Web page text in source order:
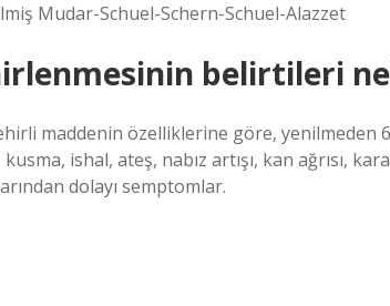
Mudar-Schuel-Schern-Schuel-Alazzet
belirtileri
maddenin özelliklerine göre, yenilmeden
ishal, ateş, nabız artışı, kan ağrısı,
dolayı semptomlar.